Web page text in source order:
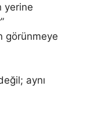
yerine
görünmeye
aynı